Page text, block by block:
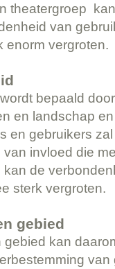
theatergroep
van
enorm vergroten.
bepaald
en landschap
en gebruikers
invloed die
de
sterk vergroten.
gebied
kan